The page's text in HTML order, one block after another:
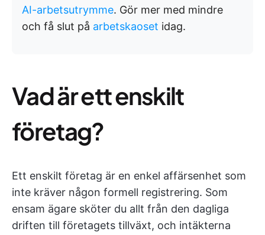
AI-arbetsutrymme. Gör mer med mindre
och få slut på arbetskaoset idag.
Vad är ett enskilt
företag?
Ett enskilt företag är en enkel affärsenhet som
inte kräver någon formell registrering. Som
ensam ägare sköter du allt från den dagliga
driften till företagets tillväxt, och intäkterna